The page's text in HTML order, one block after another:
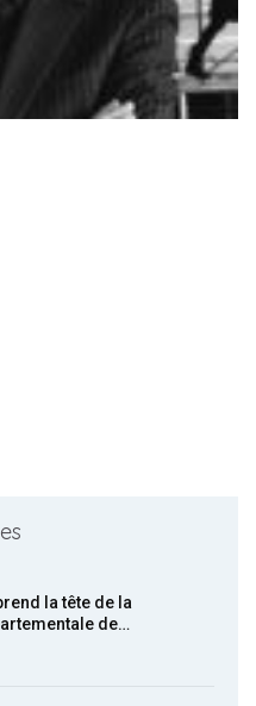
la tête de la
de…